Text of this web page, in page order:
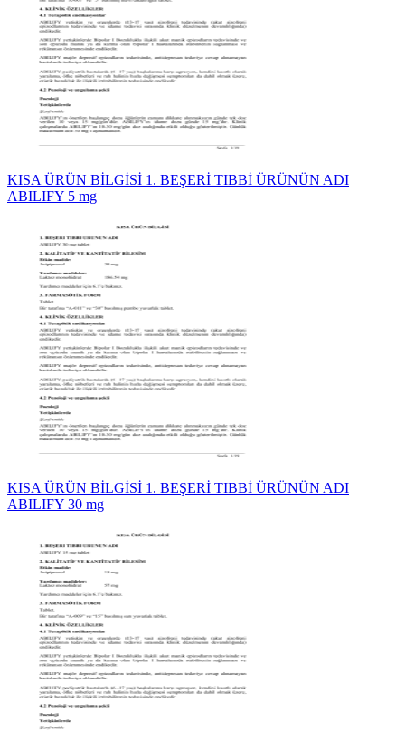
KISA ÜRÜN BİLGİSİ 1. BEŞERİ TIBBİ ÜRÜNÜN ADI
ABILIFY 5 mg
KISA ÜRÜN BİLGİSİ 1. BEŞERİ TIBBİ ÜRÜNÜN ADI
ABILIFY 30 mg